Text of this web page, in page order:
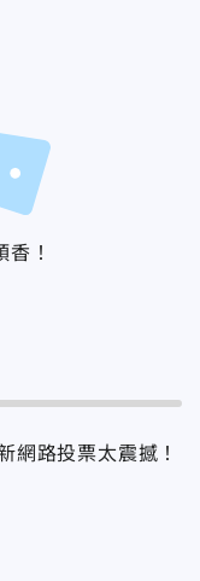
！
路投票太震撼！